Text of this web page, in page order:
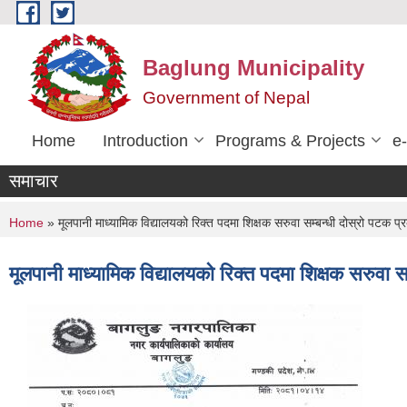
Skip to main content
Baglung Municipality
Government of Nepal
Home Introduction Programs & Projects
समाचार
You are here
Home » मूलपानी माध्यामिक विद्यालयको रिक्त पदमा शिक्षक सरुवा सम्बन्धी दोस्रो पटक
मूलपानी माध्यामिक विद्यालयको रिक्त पदमा शिक्षक